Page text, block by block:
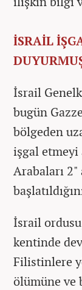
İSRAİL
İsrail
bugün
bölgeden
işgal etmeyi
Arabaları
İsrail
kentinde
Filistinlere
ölümüne ve